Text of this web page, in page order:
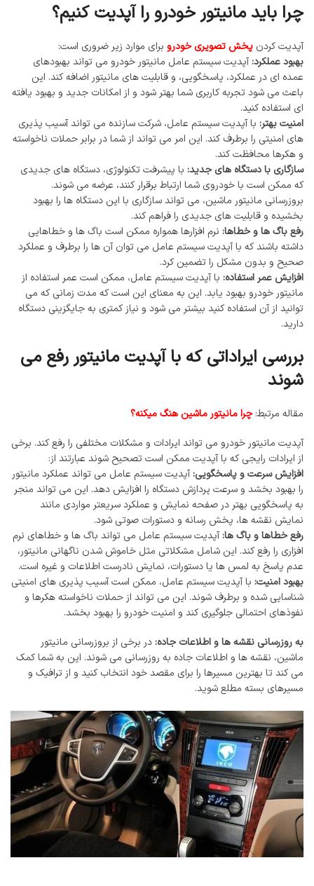
چرا باید مانیتور خودرو را آپدیت کنیم؟
آپدیت کردن پخش تصویری خودرو برای موارد زیر ضروری است:
بهبود عملکرد:آپدیت سیستم عامل مانیتور خودرو می ‌تواند بهبود‌های
عمده ‌ای در عملکرد، پاسخگویی، و قابلیت ‌های مانیتور اضافه کند. این
باعث می ‌شود تجربه کاربری شما بهتر شود و از امکانات جدید و بهبود یافته
ای استفاده کنید.
امنیت بهتر: با آپدیت سیستم عامل، شرکت سازنده می ‌تواند آسیب ‌پذیری
‌های امنیتی را برطرف کند. این امر می ‌تواند از شما در برابر حملات ناخواسته
و هکرها محافظت کند.
سازگاری با دستگاه‌ های جدید: با پیشرفت تکنولوژی، دستگاه ‌های جدیدی
که ممکن است با خودروی شما ارتباط برقرار کنند، عرضه می ‌شوند.
بروزرسانی مانیتور ماشین، می تواند سازگاری با این دستگاه ‌ها را بهبود
بخشیده و قابلیت ‌های جدیدی را فراهم کند.
رفع باگ ‌ها و خطاها: نرم ‌افزارها همواره ممکن است باگ ‌ها و خطاهایی
داشته باشند که با آپدیت سیستم عامل می ‌توان آن ‌ها را برطرف و عملکرد
صحیح و بدون مشکل را تضمین کرد.
افزایش عمر استفاده: با آپدیت سیستم عامل، ممکن است عمر استفاده از
مانیتور خودرو بهبود یابد. این به معنای این است که مدت زمانی که می
‌توانید از آن استفاده کنید بیشتر می ‌شود و نیاز کمتری به جایگزینی دستگاه
دارید.
بررسی ایراداتی که با آپدیت مانیتور رفع می
شوند
مقاله مرتبط: چرا مانیتور ماشین هنگ میکنه؟
آپدیت مانیتور خودرو می‌ تواند ایرادات و مشکلات مختلفی را رفع کند. برخی
از ایرادات رایجی که با آپدیت ممکن است تصحیح شوند عبارتند از:
افزایش سرعت و پاسخگویی:آپدیت سیستم عامل می ‌تواند عملکرد مانیتور
را بهبود بخشد و سرعت پردازش دستگاه را افزایش دهد. این می ‌تواند منجر
به پاسخگویی بهتر در صفحه نمایش و عملکرد سریعتر مواردی مانند
نمایش نقشه ‌ها، پخش رسانه و دستورات صوتی شود.
رفع خطاها و باگ ‌ها:آپدیت سیستم عامل می ‌تواند باگ ‌ها و خطاهای نرم
‌افزاری را رفع کند. این شامل مشکلاتی مثل خاموش شدن ناگهانی مانیتور،
عدم پاسخ به لمس ‌ها یا دستورات، نمایش نادرست اطلاعات و غیره است.
بهبود امنیت: با آپدیت سیستم عامل، ممکن است آسیب ‌پذیری ‌های امنیتی
شناسایی شده و برطرف شوند. این می ‌تواند از حملات ناخواسته هکرها و
نفوذهای احتمالی جلوگیری کند و امنیت خودرو را بهبود بخشد.
به‌ روزرسانی نقشه ‌ها و اطلاعات جاده:در برخی از بروزرسانی مانیتور
ماشین، نقشه ‌ها و اطلاعات جاده به ‌روزرسانی می ‌شوند. این به شما کمک
می ‌کند تا بهترین مسیرها را برای مقصد خود انتخاب کنید و از ترافیک و
مسیرهای بسته مطلع شوید.